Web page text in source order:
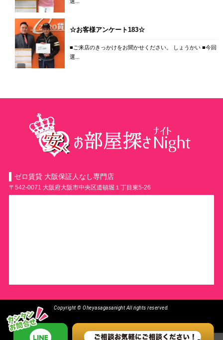
☆お客様アンケート183☆
■ご来店のきっかけをお聞かせください。 しょうかい ■今回
選...
ゼロ賃貸 大阪保証人なし専門店
〒542-0071 大阪府大阪市中央区道頓堀１丁目東5-26
Copyright © Oheyasagasanight All rights reserved.